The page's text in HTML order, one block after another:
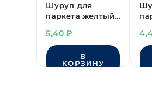
Шуруп для
паркета желтый
5,40₽
В
КОРЗИНУ